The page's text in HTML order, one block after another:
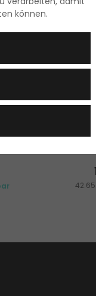
Noni Ampoule Mask
können.